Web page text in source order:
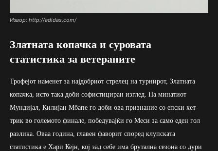
Извор: http://adidas.com/
Златната копачка и суровата
статистика за ветераните
Трофејот наменет за најдобриот стрелец на турнирот, Златната
копачка, исто така доби софистициран изглед. На минатиот
Мундијал, Килијан Мбапе го доби ова признание со епски хет-
трик во големото финале, победувајќи го Меси за само еден гол
разлика. Оваа година, главен фаворит според клупската
статистика е Хари Кејн, кој зад себе има брутална сезона со дури